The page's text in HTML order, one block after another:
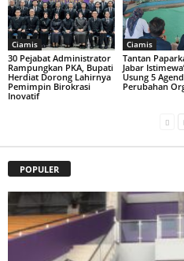
Ciamis
30 Pejabat Administrator
Rampungkan PKA, Bupati
Herdiat Dorong Lahirnya
Pemimpin Birokrasi
Inovatif
Ciamis
Tantan
Jabar
Usung 5
Perubahan
POPULER